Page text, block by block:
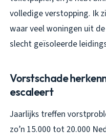
volledige verstopping. Ik
waar veel woningen uit de
slecht geïsoleerde
Vorstschade
escaleert
Jaarlijks treffen
zo’n 15.000 tot 20.000